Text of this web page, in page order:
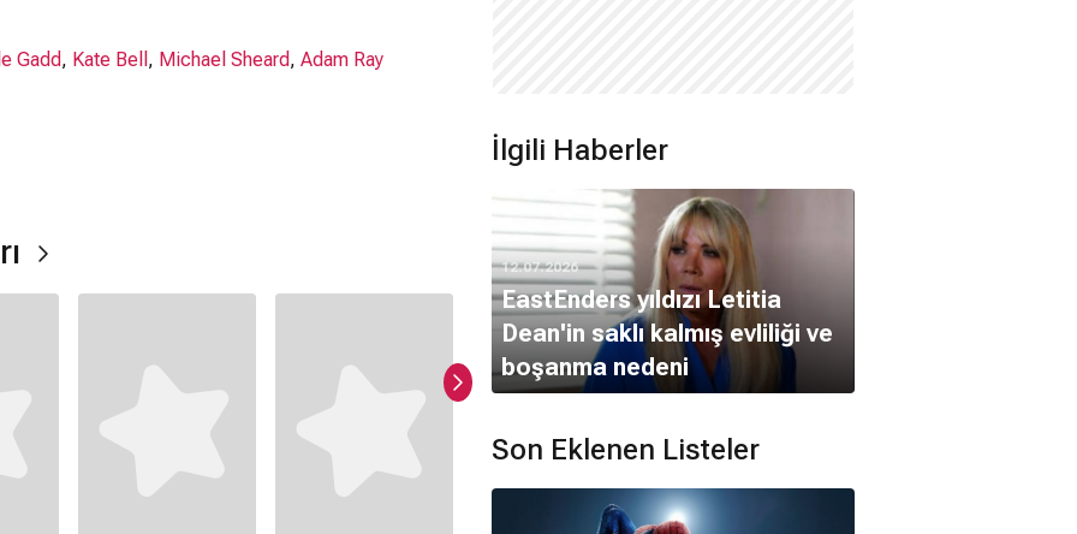
Gadd, Kate Bell , Michael Sheard, Adam Ray
İlgili Haberler
12.07.2026
EastEnders yıldızı Letitia
Dean'in saklı kalmış evliliği ve
boşanma nedeni
Son Eklenen Listeler